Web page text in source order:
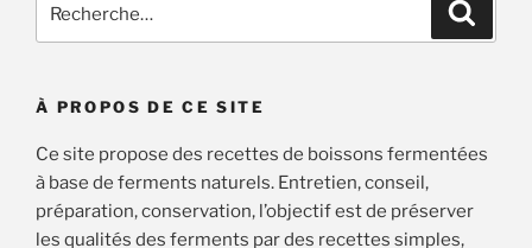
pour
À PROPOS DE CE SITE
Ce site propose des recettes de boissons fermentées
à base de ferments naturels. Entretien, conseil,
préparation, conservation, l’objectif est de préserver
les qualités des ferments par des recettes simples,